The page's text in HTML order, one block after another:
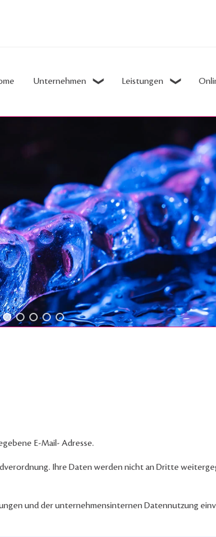
Unternehmen Leistungen
E-Mail- Adresse.
Ihre Daten werden nicht an Dritte
und der unternehmensinternen Datennutzung